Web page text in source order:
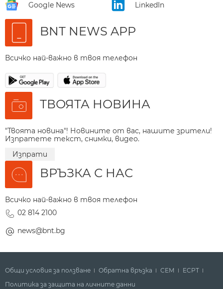
Google News LinkedIn
BNT NEWS APP
Всичко най-важно в твоя телефон
ТВОЯТА НОВИНА
"Твоята новина"! Новините от вас, нашите зрители!
Изпратете текст, снимки, видео.
Изпрати
ВРЪЗКА С НАС
Всичко най-важно в твоя телефон
02 814 2100
news@bnt.bg
Общи условия за ползване Обратна връзка СЕМ
ECPT
Политика за защита на личните данни